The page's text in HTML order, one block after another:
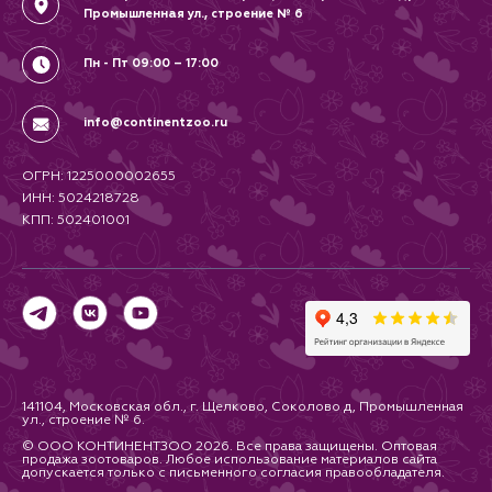
Промышленная ул., строение № 6
Пн - Пт 09:00 – 17:00
info@continentzoo.ru
ОГРН: 1225000002655
ИНН: 5024218728
КПП: 502401001
141104, Московская обл., г. Щелково, Соколово д, Промышленная
ул., строение № 6.
© ООО КОНТИНЕНТЗОО 2026. Все права защищены. Оптовая
продажа зоотоваров. Любое использование материалов сайта
допускается только с письменного согласия правообладателя.